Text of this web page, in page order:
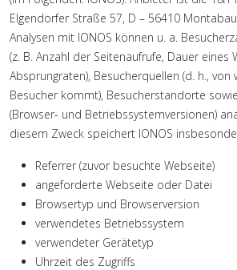
Elgendorfer Straße 57, D – 56410
Analysen mit IONOS können u. a.
(z. B. Anzahl der Seitenaufrufe, Dauer eines
Absprungraten), Besucherquellen (d. h., von
Besucher kommt), Besucherstandorte
(Browser- und Betriebssystemversionen)
diesem Zweck speichert IONOS
Referrer (zuvor besuchte Webseite)
angeforderte Webseite oder Datei
Browsertyp und Browserversion
verwendetes Betriebssystem
verwendeter Gerätetyp
Uhrzeit des Zugriffs